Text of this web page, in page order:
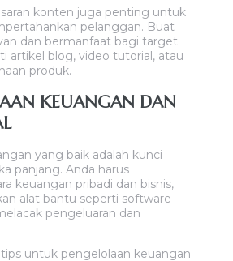
konten juga penting untuk
pelanggan. Buat
dan bermanfaat bagi target
artikel blog, video tutorial, atau
produk.
KEUANGAN DAN
yang baik adalah kunci
panjang. Anda harus
keuangan pribadi dan bisnis,
alat bantu seperti software
pengeluaran dan
untuk pengelolaan keuangan